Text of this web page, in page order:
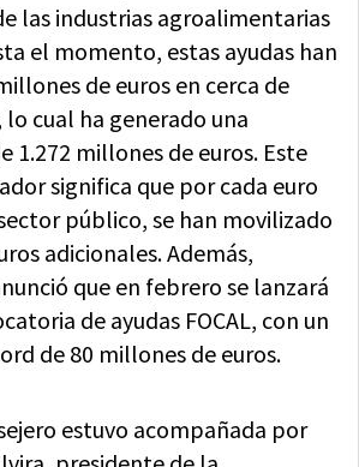
las industrias agroalimentarias
el momento, estas ayudas han
de euros en cerca de
lo cual ha generado una
1.272 millones de euros. Este
significa que por cada euro
público, se han movilizado
adicionales. Además,
que en febrero se lanzará
de ayudas FOCAL, con un
de 80 millones de euros.
estuvo acompañada por